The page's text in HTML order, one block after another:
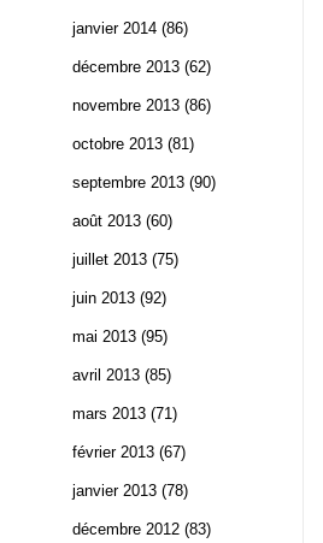
janvier 2014 (86)
décembre 2013 (62)
novembre 2013 (86)
octobre 2013 (81)
septembre 2013 (90)
août 2013 (60)
juillet 2013 (75)
juin 2013 (92)
mai 2013 (95)
avril 2013 (85)
mars 2013 (71)
février 2013 (67)
janvier 2013 (78)
décembre 2012 (83)